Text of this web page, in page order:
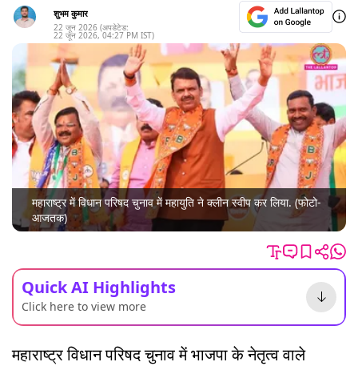
शुभम कुमार
22 जून 2026 (अपडेटेड:
22 जून 2026, 04:27 PM IST)
महाराष्ट्र में विधान परिषद चुनाव में महायुति ने क्लीन स्वीप कर लिया. (फोटो-
आजतक)
Quick AI Highlights
Click here to view more
महाराष्ट्र विधान परिषद चुनाव में भाजपा के नेतृत्व वाले